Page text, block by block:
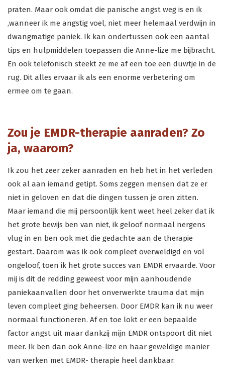
praten. Maar ook omdat die panische angst weg is en ik
,wanneer ik me angstig voel, niet meer helemaal verdwijn in
dwangmatige paniek. Ik kan ondertussen ook een aantal
tips en hulpmiddelen toepassen die Anne-lize me bijbracht.
En ook telefonisch steekt ze me af een toe een duwtje in de
rug. Dit alles ervaar ik als een enorme verbetering om
ermee om te gaan.
Zou je EMDR-therapie aanraden? Zo
ja, waarom?
Ik zou het zeer zeker aanraden en heb het in het verleden
ook al aan iemand getipt. Soms zeggen mensen dat ze er
niet in geloven en dat die dingen tussen je oren zitten.
Maar iemand die mij persoonlijk kent weet heel zeker dat ik
het grote bewijs ben van niet, ik geloof normaal nergens
vlug in en ben ook met die gedachte aan de therapie
gestart. Daarom was ik ook compleet overweldigd en vol
ongeloof, toen ik het grote succes van EMDR ervaarde. Voor
mij is dit de redding geweest voor mijn aanhoudende
paniekaanvallen door het onverwerkte trauma dat mijn
leven compleet ging beheersen. Door EMDR kan ik nu weer
normaal functioneren. Af en toe lokt er een bepaalde
factor angst uit maar dankzij mijn EMDR ontspoort dit niet
meer. Ik ben dan ook Anne-lize en haar geweldige manier
van werken met EMDR- therapie heel dankbaar.